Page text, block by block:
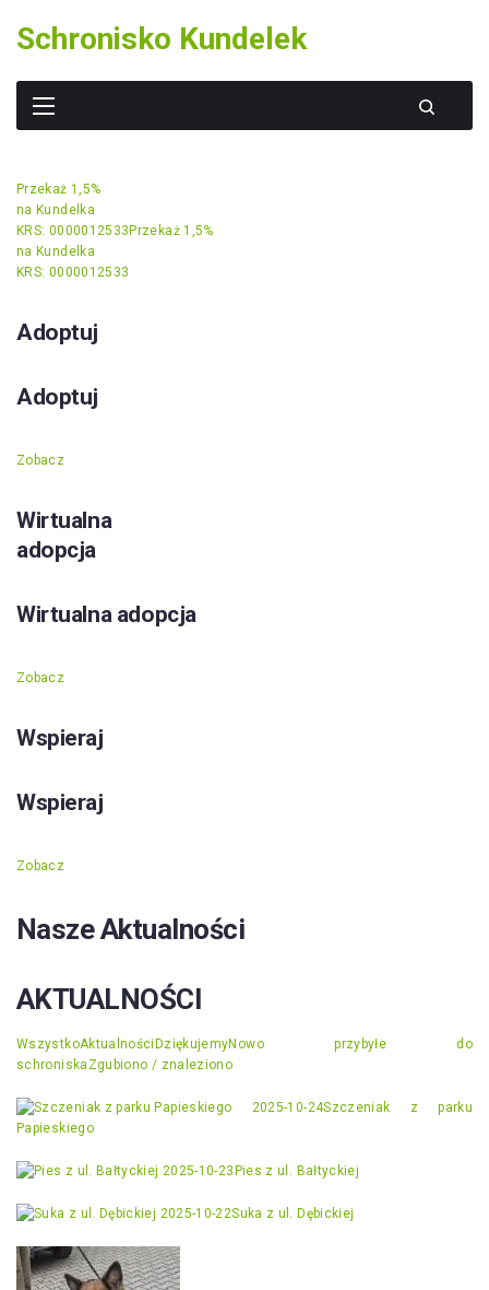
content
Schronisko Kundelek
Przekaż 1,5%
na Kundelka
KRS: 0000012533 Przekaż 1,5%
na Kundelka
KRS: 0000012533
Adoptuj
Adoptuj
Zobacz
Wirtualna
adopcja
Wirtualna adopcja
Zobacz
Wspieraj
Wspieraj
Zobacz
Nasze Aktualności
AKTUALNOŚCI
WszystkoAktualności DziękujemyNowo przybyłe do
schroniska Zgubiono / znaleziono
2025-10-24Szczeniak z parku
Papieskiego
2025-10-23 Pies z ul. Bałtyckiej
2025-10-22Suka z ul. Dębickiej